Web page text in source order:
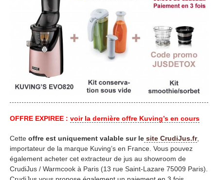
OFFRE EXPIREE : voir la dernière offre Kuving’s en cours
Cette offre est uniquement valable sur le site CrudiJus.fr,
importateur de la marque Kuving’s en France. Vous pouvez
également acheter cet extracteur de jus au showroom de
CrudiJus / Warmcook à Paris (13 rue Saint-Lazare 75009 Paris).